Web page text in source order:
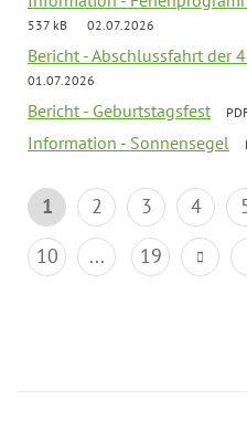
537 kB
02.07.2026
Bericht - Abschlussfahrt der
01.07.2026
Bericht - Geburtstagsfest
Information - Sonnensegel
1 2 3 4
10
... 19